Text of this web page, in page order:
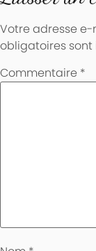
Votre adresse
obligatoires
Commentaire *